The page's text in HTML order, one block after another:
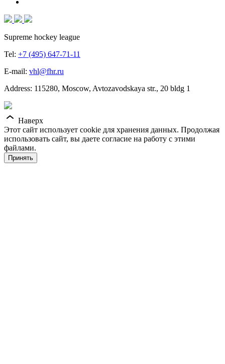
Supreme hockey league
Tel: +7 (495) 647-71-11
E-mail: vhl@fhr.ru
Address: 115280, Moscow, Avtozavodskaya str., 20 bldg 1
Наверх
Этот сайт использует cookie для хранения данных. Продолжая
использовать сайт, вы даете согласие на работу с этими
файлами.
Принять